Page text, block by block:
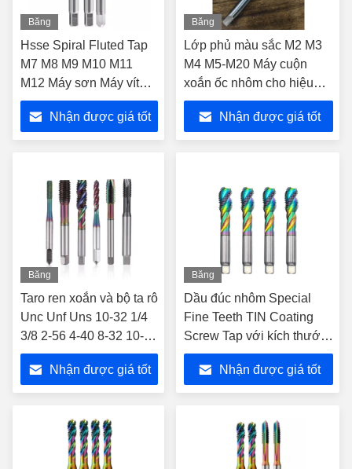
Băng
Hsse Spiral Fluted Tap
M7 M8 M9 M10 M11
M12 Máy sơn Máy vít
dây vòi cho nhôm cho
nhà
Nhận được giá tốt
Băng
hình
Lớp phủ màu sắc M2 M3
M4 M5-M20 Máy cuộn
xoắn ốc nhôm cho hiệu
quả ước tính trên thép hợp
kim tiêu chuẩn Anh
Nhận được giá tốt
Băng
Taro ren xoắn và bộ ta rô
Unc Unf Uns 10-32 1/4
3/8 2-56 4-40 8-32 10-24
7/16 1/2 3/4 Tc50-Lớp
phủ Taro ren cho nhôm
Nhận được giá tốt
Băng
hình
Dầu đúc nhôm Special
Fine Teeth TIN Coating
Screw Tap với kích thước
tùy chỉnh và màu Cobalt
cao
Nhận được giá tốt